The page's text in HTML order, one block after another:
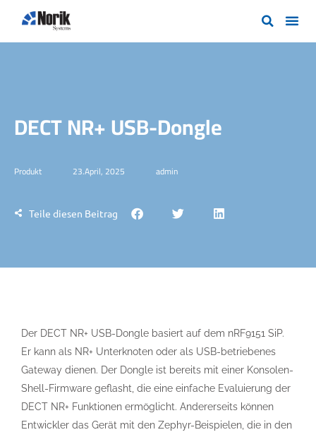
DECT NR+ USB-Dongle
Produkt 23.April, 2025 admin
Teile diesen Beitrag
Der DECT NR+ USB-Dongle basiert auf dem nRF9151 SiP.
Er kann als NR+ Unterknoten oder als USB-betriebenes
Gateway dienen. Der Dongle ist bereits mit einer Konsolen-
Shell-Firmware geflasht, die eine einfache Evaluierung der
DECT NR+ Funktionen ermöglicht. Andererseits können
Entwickler das Gerät mit den Zephyr-Beispielen, die in den